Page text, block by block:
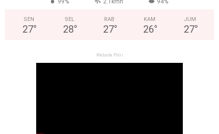
SEN
27°
SEL
28°
RAB
27°
KAM
26°
JUM
27°
Website Polri